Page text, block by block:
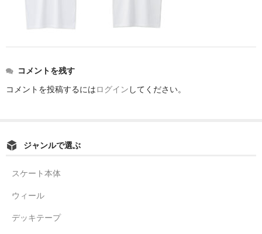
コメントを残す
コメントを投稿するにはログイン してください。
ジャンルで選ぶ
スケート本体
ウィール
デッキテープ